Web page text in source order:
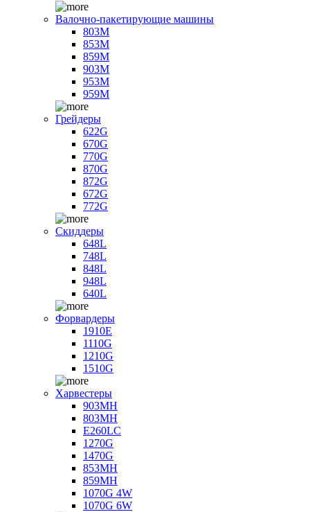
Валочно-пакетирующие машины
803M
853M
859M
903M
953M
959M
Грейдеры
622G
670G
770G
870G
872G
672G
772G
Скиддеры
648L
748L
848L
948L
640L
Форвардеры
1910E
1110G
1210G
1510G
Харвестеры
903MH
803MH
E260LC
1270G
1470G
853MH
859MH
1070G 4W
1070G 6W